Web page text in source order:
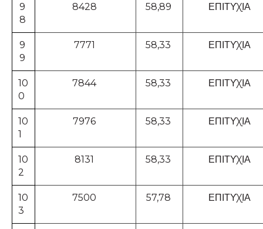
9
8
8428 58,89 ΕΠΙΤΥΧΙΑ
9
9
7771 58,33 ΕΠΙΤΥΧΙΑ
10
0
7844 58,33 ΕΠΙΤΥΧΙΑ
10
1
7976 58,33 ΕΠΙΤΥΧΙΑ
10
2
8131 58,33 ΕΠΙΤΥΧΙΑ
10
3
7500 57,78 ΕΠΙΤΥΧΙΑ